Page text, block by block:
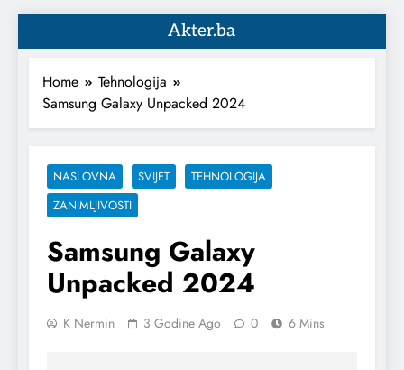
Akter.ba
Home
Tehnologija
Samsung Galaxy Unpacked 2024
NASLOVNA SVIJET
TEHNOLOGIJA
ZANIMLJIVOSTI
Samsung Galaxy
Unpacked 2024
K Nermin 3 Godine Ago 0 6 Mins